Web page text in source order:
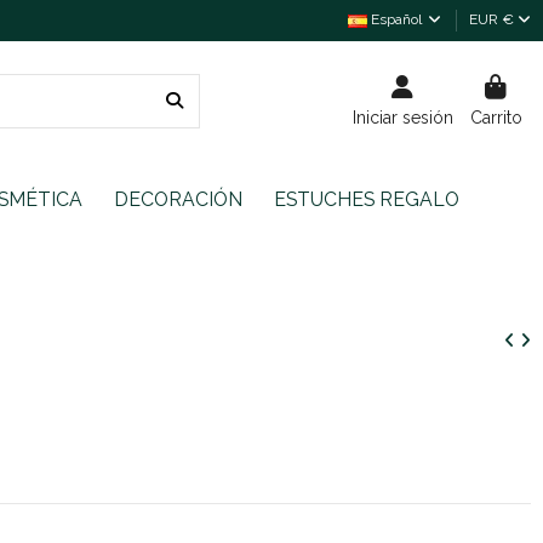
Español EUR €
Iniciar sesión Carrito
DECORACIÓN ESTUCHES REGALO